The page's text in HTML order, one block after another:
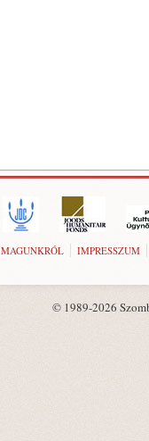
MAGUNKRÓL IMPRESSZUM
© 1989-2026